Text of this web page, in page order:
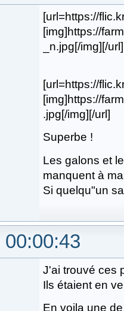
[url=https://
[img]https://
_n.jpg[/img][/url]
[url=https://
[img]https://
.jpg[/img][/url]
Superbe !
Les galons et
manquent à
Si quelqu"un
J'ai trouvé ces
Ils étaient en
En voila une